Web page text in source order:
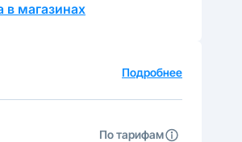
в магазинах
Подробнее
По тарифам